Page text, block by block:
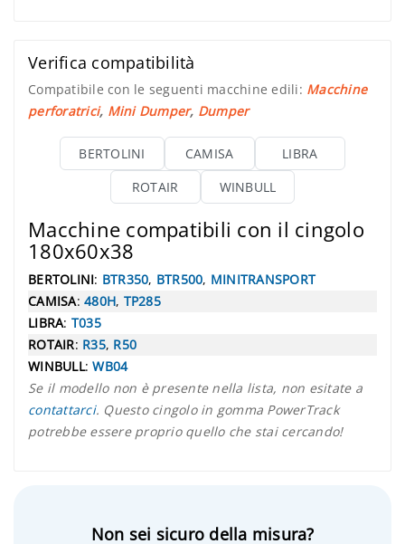
Verifica compatibilità
Compatibile con le seguenti macchine edili: Macchine
perforatrici, Mini Dumper, Dumper
BERTOLINI CAMISA
LIBRA
ROTAIR
WINBULL
Macchine compatibili con il cingolo
180x60x38
BERTOLINI: BTR350, BTR500, MINITRANSPORT
CAMISA: 480H, TP285
LIBRA: T035
ROTAIR: R35, R50
WINBULL:WB04
Se il modello non è presente nella lista, non esitate a
contattarci. Questo cingolo in gomma PowerTrack
potrebbe essere proprio quello che stai cercando!
Non sei sicuro della misura?